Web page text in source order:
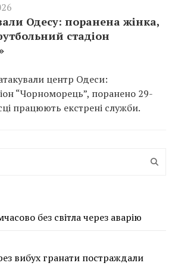
Одесу: поранена жінка,
стадіон
центр Одеси:
“Чорноморець”, поранено 29-
працюють екстрені служби.
без світла через аварію
вибух гранати постраждали